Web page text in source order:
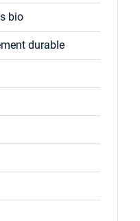
bio
durable